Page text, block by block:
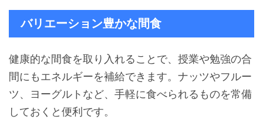
バリエーション豊かな間食
健康的な間食を取り入れることで、授業や勉強の合
間にもエネルギーを補給できます。ナッツやフルー
ツ、ヨーグルトなど、手軽に食べられるものを常備
しておくと便利です。